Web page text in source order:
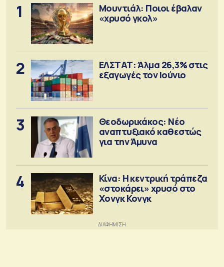
1
Μουντιάλ: Ποιοι έβαλαν
«χρυσό γκολ»
2
ΕΛΣΤΑΤ: Άλμα 26,3% στις
εξαγωγές τον Ιούνιο
3
Θεοδωρικάκος: Νέο
αναπτυξιακό καθεστώς
για την Άμυνα
4
Κίνα: Η κεντρική τράπεζα
«στοκάρει» χρυσό στο
Χονγκ Κονγκ